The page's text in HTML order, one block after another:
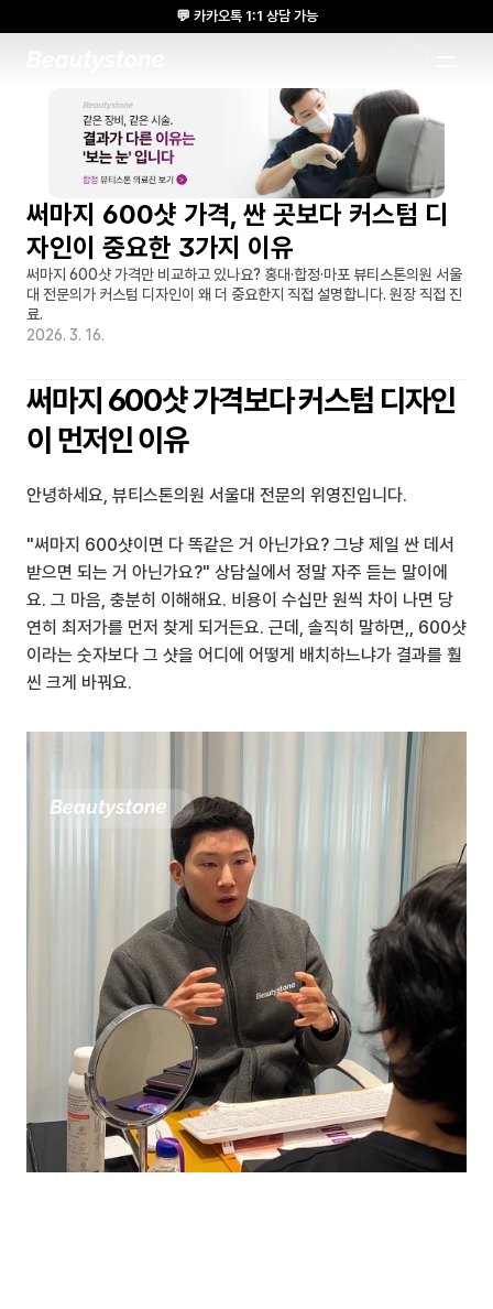
써마지 600샷 가격, 싼 곳보다 커스텀 디
자인이 중요한 3가지 이유
써마지 600샷 가격만 비교하고 있나요? 홍대·합정·마포 뷰티스톤의원 서울
대 전문의가 커스텀 디자인이 왜 더 중요한지 직접 설명합니다. 원장 직접 진
료.
2026. 3. 16.
써마지 600샷 가격보다 커스텀 디자인
이 먼저인 이유
안녕하세요, 뷰티스톤의원 서울대 전문의 위영진입니다.
"써마지 600샷이면 다 똑같은 거 아닌가요? 그냥 제일 싼 데서
받으면 되는 거 아닌가요?" 상담실에서 정말 자주 듣는 말이에
요. 그 마음, 충분히 이해해요. 비용이 수십만 원씩 차이 나면 당
연히 최저가를 먼저 찾게 되거든요. 근데, 솔직히 말하면,, 600샷
이라는 숫자보다 그 샷을 어디에 어떻게 배치하느냐가 결과를 훨
씬 크게 바꿔요.
💬 카카오톡 1:1 상담 가능
🌸 뷰티스톤의원 메디톡스 방콕 Cadaver workshop 참석 🌸